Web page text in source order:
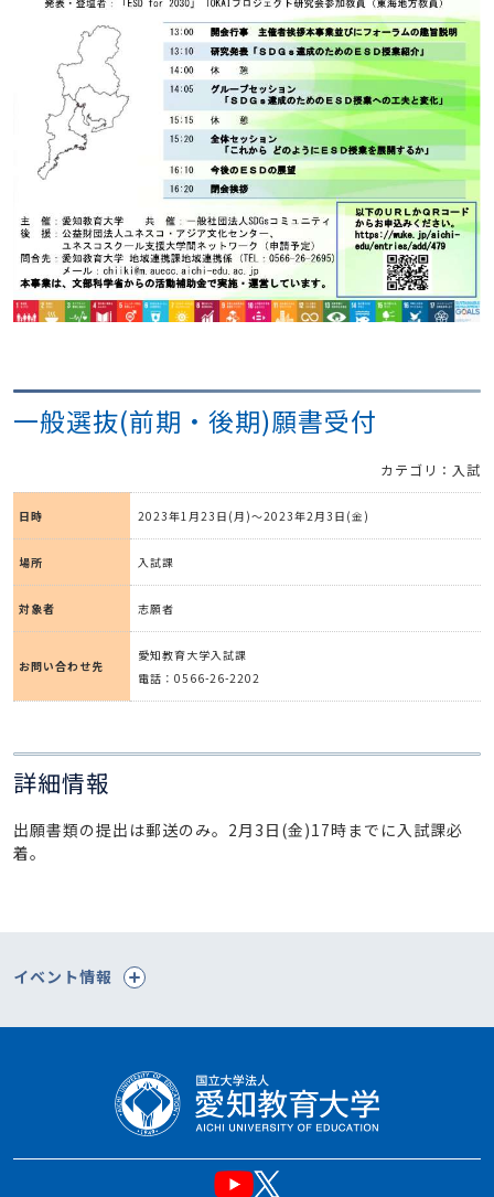
一般選抜(前期・後期)願書受付
カテゴリ：入試
日時 2023年1月23日(月)～2023年2月3日(金)
場所 入試課
対象者 志願者
お問い合わせ先
愛知教育大学入試課
電話：0566-26-2202
詳細情報
出願書類の提出は郵送のみ。2月3日(金)17時までに入試課必
着。
イベント情報